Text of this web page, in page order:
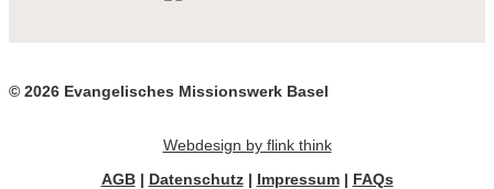
© 2026 Evangelisches Missionswerk Basel
Webdesign by flink think
AGB| Datenschutz| Impressum| FAQs